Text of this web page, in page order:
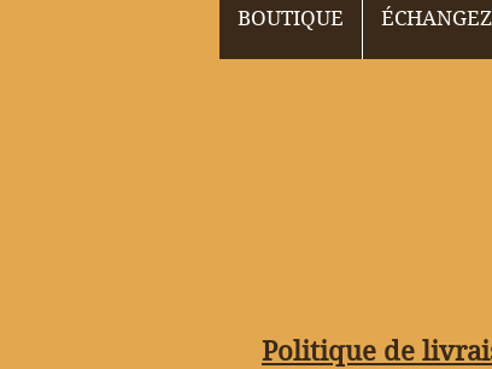
BOUTIQUE
Politique de